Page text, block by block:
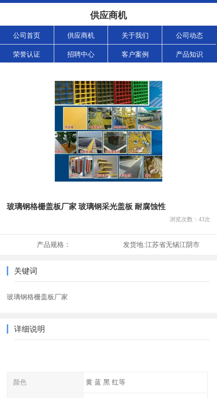
供应商机
公司首页 供应商机 关于我们 公司动态
荣誉认证 招聘中心 客户案例 产品知识
玻璃钢格栅盖板厂家 玻璃钢采光盖板 耐腐蚀性
浏览次数： 43次
产品规格： 发货地:江苏省无锡江阴市
关键词
玻璃钢格栅盖板厂家
详细说明
颜色 黄 蓝 黑 红等